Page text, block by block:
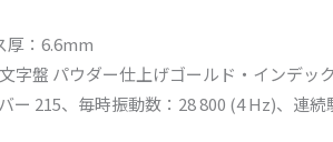
：6.6mm
字盤 パウダー仕上げゴールド・インデッ
215、毎時振動数：28 800 (4 Hz)、連